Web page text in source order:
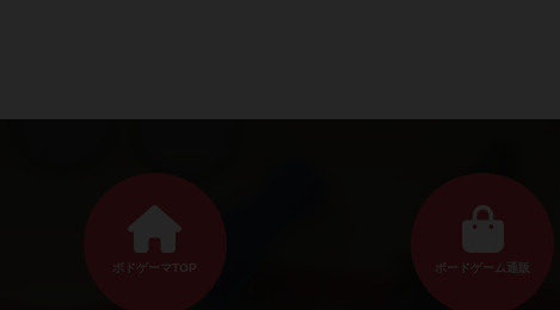
ボドゲーマTOP ボードゲーム通販